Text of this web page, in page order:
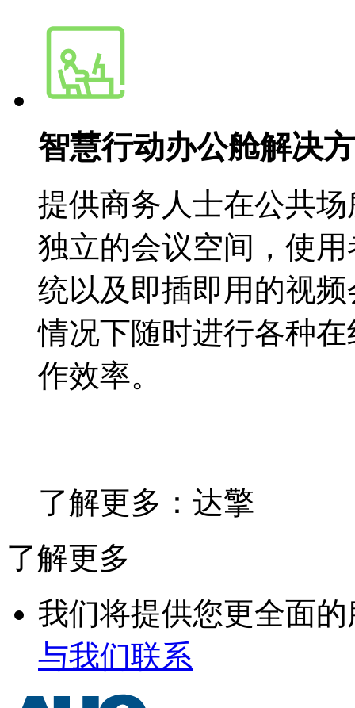
智慧行动办公舱解决
提供商务人士在公共
独立的会议空间，使
统以及即插即用的视
情况下随时进行各种
作效率。
了解更多：达擎
了解更多
我们将提供您更全面的
与我们联系